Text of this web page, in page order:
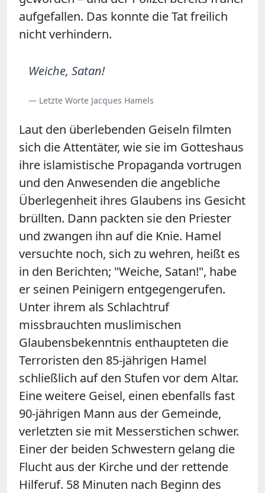
aufgefallen. Das konnte die Tat freilich
nicht verhindern.
Weiche, Satan!
— Letzte Worte Jacques Hamels
Laut den überlebenden Geiseln filmten
sich die Attentäter, wie sie im Gotteshaus
ihre islamistische Propaganda vortrugen
und den Anwesenden die angebliche
Überlegenheit ihres Glaubens ins Gesicht
brüllten. Dann packten sie den Priester
und zwangen ihn auf die Knie. Hamel
versuchte noch, sich zu wehren, heißt es
in den Berichten; "Weiche, Satan!", habe
er seinen Peinigern entgegengerufen.
Unter ihrem als Schlachtruf
missbrauchten muslimischen
Glaubensbekenntnis enthaupteten die
Terroristen den 85-jährigen Hamel
schließlich auf den Stufen vor dem Altar.
Eine weitere Geisel, einen ebenfalls fast
90-jährigen Mann aus der Gemeinde,
verletzten sie mit Messerstichen schwer.
Einer der beiden Schwestern gelang die
Flucht aus der Kirche und der rettende
Hilferuf. 58 Minuten nach Beginn des